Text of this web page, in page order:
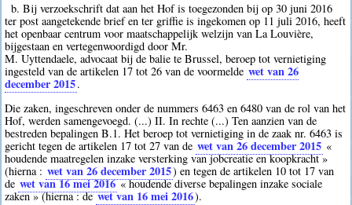
b. Bij verzoekschrift dat aan het Hof is toegezonden bij op 30 juni 2016
ter post aangetekende brief en ter griffie is ingekomen op 11 juli 2016, heeft
het openbaar centrum voor maatschappelijk welzijn van La Louvière,
bijgestaan en vertegenwoordigd door Mr.
M. Uyttendaele, advocaat bij de balie te Brussel, beroep tot vernietiging
ingesteld van de artikelen 17 tot 26 van de voormelde wet van 26
december 2015.
Die zaken, ingeschreven onder de nummers 6463 en 6480 van de rol van het
Hof, werden samengevoegd. (...) II. In rechte (...) Ten aanzien van de
bestreden bepalingen B.1. Het beroep tot vernietiging in de zaak nr. 6463 is
gericht tegen de artikelen 17 tot 27 van de wet van 26 december 2015 «
houdende maatregelen inzake versterking van jobcreatie en koopkracht »
(hierna : wet van 26 december 2015) en tegen de artikelen 10 tot 17 van
de wet van 16 mei 2016« houdende diverse bepalingen inzake sociale
zaken » (hierna : dewet van 16 mei 2016).